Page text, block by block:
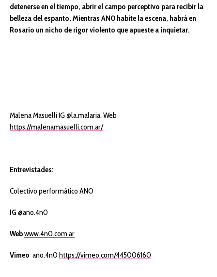
detenerse en el tiempo, abrir el campo perceptivo para recibir la
belleza del espanto. Mientras ANO habite la escena, habrá en
Rosario un nicho de rigor violento que apueste a inquietar.
Malena Masuelli IG @la.malaria. Web
https://malenamasuelli.com.ar/
Entrevistades:
Colectivo performático ANO
IG @ano.4n0
Webwww.4n0.com.ar
Vimeo ano.4n0 https://vimeo.com/445006160